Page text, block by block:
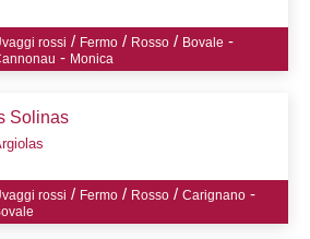
rossi / Fermo / Rosso / Bovale -
- Monica
Solinas
rossi / Fermo / Rosso /Carignano -